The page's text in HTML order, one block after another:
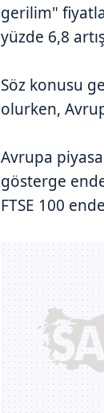
gerilim"
yüzde 6,8
Söz konusu
olurken,
Avrupa
gösterge
FTSE 100